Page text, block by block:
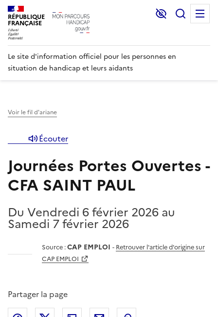
RÉPUBLIQUE
FRANÇAISE
Lecture et
Le site d'information officiel pour les personnes en
situation de handicap et leurs aidants
Voir le fil d'ariane
Écouter
Journées Portes Ouvertes -
CFA SAINT PAUL
Du Vendredi 6 février 2026 au
Samedi 7 février 2026
Source :CAP EMPLOI - Retrouver l'article d'origine sur
CAP EMPLOI
Partager la page